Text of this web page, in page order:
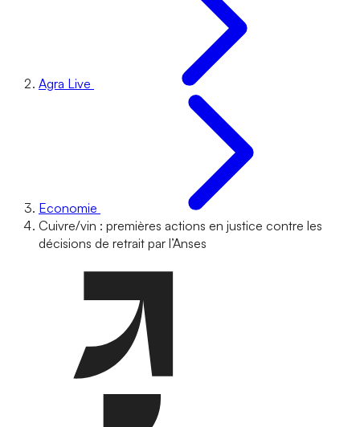
Agra Live
Economie
Cuivre/vin : premières actions en justice contre les
décisions de retrait par l’Anses